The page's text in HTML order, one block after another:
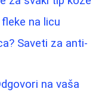
na licu
Saveti za anti-
na vaša